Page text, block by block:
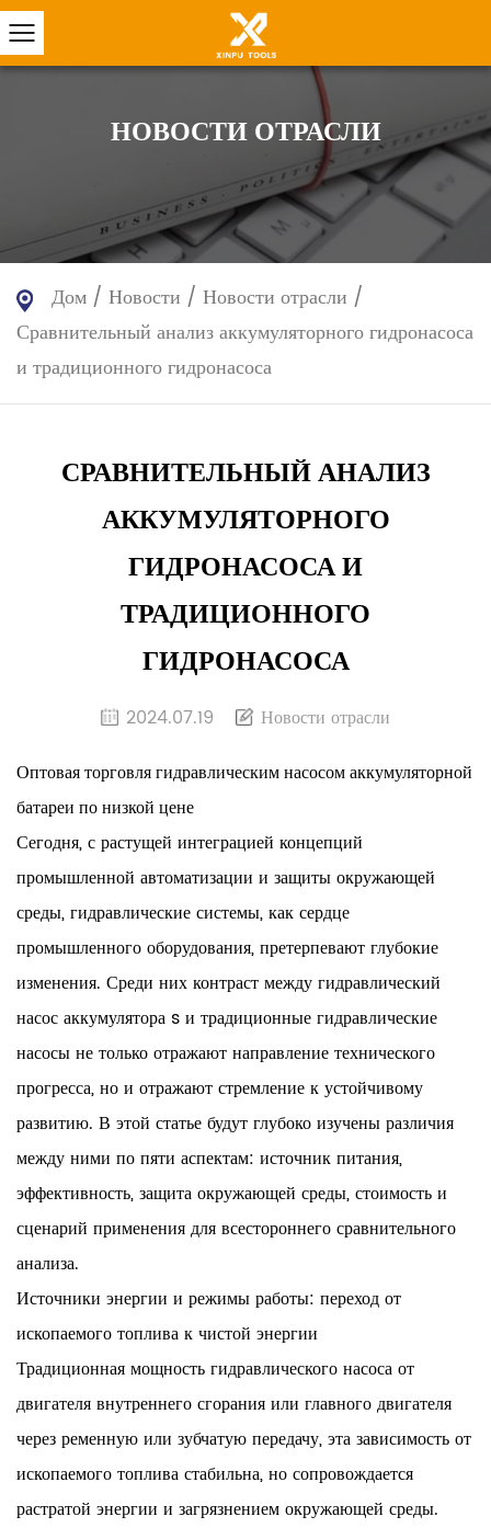
НОВОСТИ ОТРАСЛИ
Дом / Новости / Новости отрасли /
Сравнительный анализ аккумуляторного гидронасоса
и традиционного гидронасоса
СРАВНИТЕЛЬНЫЙ АНАЛИЗ
АККУМУЛЯТОРНОГО
ГИДРОНАСОСА И
ТРАДИЦИОННОГО
ГИДРОНАСОСА
2024.07.19 Новости отрасли
Оптовая торговля гидравлическим насосом аккумуляторной
батареи по низкой цене
Сегодня, с растущей интеграцией концепций
промышленной автоматизации и защиты окружающей
среды, гидравлические системы, как сердце
промышленного оборудования, претерпевают глубокие
изменения. Среди них контраст междугидравлический
насос аккумулятора s и традиционные гидравлические
насосы не только отражают направление технического
прогресса, но и отражают стремление к устойчивому
развитию. В этой статье будут глубоко изучены различия
между ними по пяти аспектам: источник питания,
эффективность, защита окружающей среды, стоимость и
сценарий применения для всестороннего сравнительного
анализа.
Источники энергии и режимы работы: переход от
ископаемого топлива к чистой энергии
Традиционная мощность гидравлического насоса от
двигателя внутреннего сгорания или главного двигателя
через ременную или зубчатую передачу, эта зависимость от
ископаемого топлива стабильна, но сопровождается
растратой энергии и загрязнением окружающей среды.